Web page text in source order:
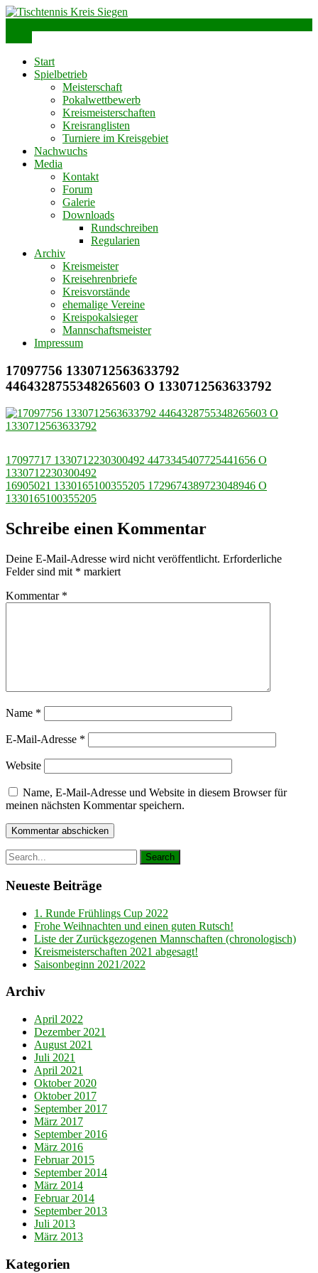
Skip
Tischtennis Kreis Siegen
Start
Spielbetrieb
Meisterschaft
Pokalwettbewerb
Kreismeisterschaften
Kreisranglisten
Turniere im Kreisgebiet
Nachwuchs
Media
Kontakt
Forum
Galerie
Downloads
Rundschreiben
Regularien
Archiv
Kreismeister
Kreisehrenbriefe
Kreisvorstände
ehemalige Vereine
Kreispokalsieger
Mannschaftsmeister
Impressum
17097756 1330712563633792
4464328755348265603 O 1330712563633792
Beitragsnavigation
17097717 1330712230300492 4473345407725441656 O
1330712230300492
16905021 1330165100355205 1729674389723048946 O
1330165100355205
Schreibe einen Kommentar
Deine E-Mail-Adresse wird nicht veröffentlicht. Erforderliche
Felder sind mit * markiert
Kommentar *
Name *
E-Mail-Adresse *
Website
Name, E-Mail-Adresse und Website in diesem Browser für
meinen nächsten Kommentar speichern.
Neueste Beiträge
1. Runde Frühlings Cup 2022
Frohe Weihnachten und einen guten Rutsch!
Liste der Zurückgezogenen Mannschaften (chronologisch)
Kreismeisterschaften 2021 abgesagt!
Saisonbeginn 2021/2022
Archiv
April 2022
Dezember 2021
August 2021
Juli 2021
April 2021
Oktober 2020
Oktober 2017
September 2017
März 2017
September 2016
März 2016
Februar 2015
September 2014
März 2014
Februar 2014
September 2013
Juli 2013
März 2013
Kategorien